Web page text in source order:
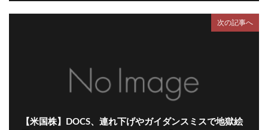
次の記事へ
【米国株】DOCS、連れ下げやガイダンスミスで地獄絵